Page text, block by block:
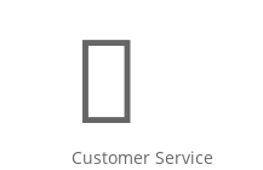

Customer Service